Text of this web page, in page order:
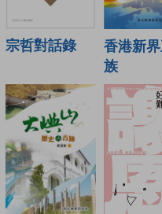
宗哲對話錄
香港新
族